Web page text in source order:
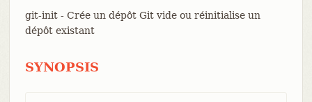
git-init - Crée un dépôt Git vide ou réinitialise un
dépôt existant
SYNOPSIS